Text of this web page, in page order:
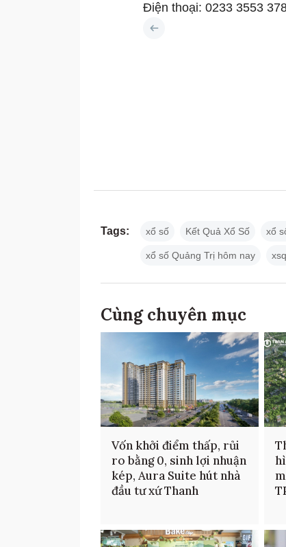
Điện thoại: 0233 3553
Tags: xổ số Kết Quả Xổ Số xổ
xổ số Quảng Trị hôm nay
Cùng chuyên mục
Vốn khởi điểm thấp, rủi
ro bằng 0, sinh lợi nhuận
kép, Aura Suite hút nhà
đầu tư xứ Thanh